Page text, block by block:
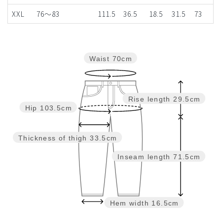
XXL
76～83 111.5 36.5 18.5 31.5 73
Inseam length 71.5cm
Rise length 29.5cm
Hem width 16.5cm
Thickness of thigh 33.5cm
Hip 103.5cm
Waist 70cm